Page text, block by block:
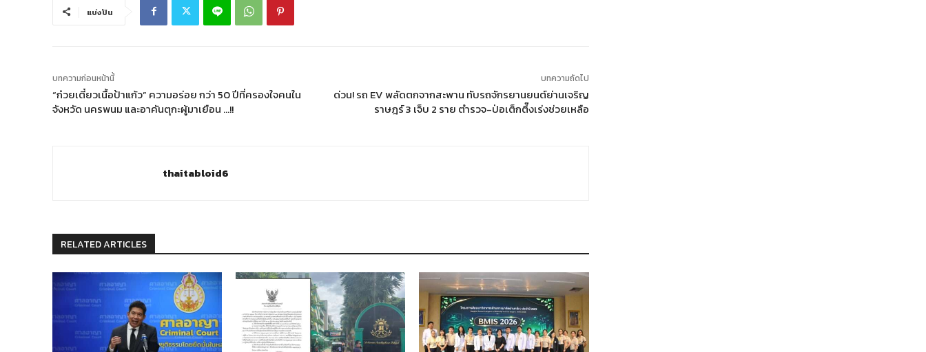
แบ่งปัน
บทความก่อนหน้านี้
“ก๋วยเตี๋ยวเนื้อป้าแก้ว” ความอร่อย กว่า 50 ปีที่ครองใจคนใน
จังหวัด นครพนม และอาคันตุกะผู้มาเยือน …!!
บทความถัดไป
ด่วน! รถ EV พลัดตกจากสะพาน ทับรถจักรยานยนต์ย่านเจริญ
ราษฎร์ 3 เจ็บ 2 ราย ตำรวจ-ป่อเต็กตึ๊งเร่งช่วยเหลือ
thaitabloid6
RELATED ARTICLES